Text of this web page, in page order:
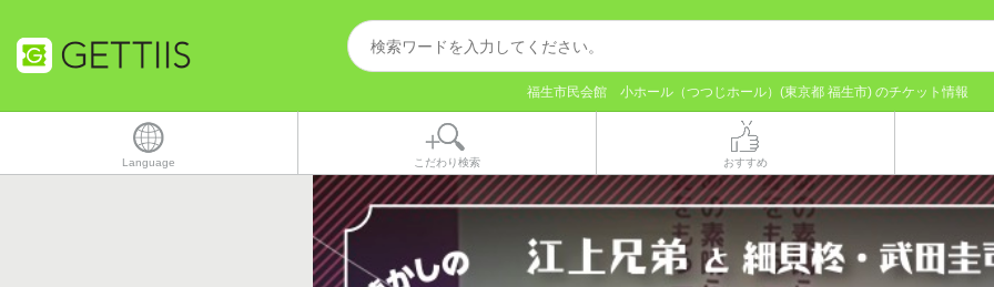
福生市民会館 小ホール（つつじホール）(東京都 福生市) のチケット情報
Language こだわり検索 おすすめ